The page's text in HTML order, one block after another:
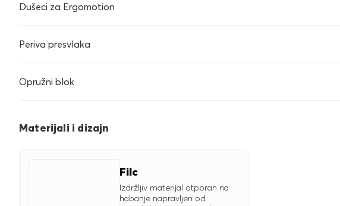
Dušeci za Ergomotion
Periva presvlaka
Opružni blok
Materijali i dizajn
Filc
Izdržljiv materijal otporan na
habanje napravljen od